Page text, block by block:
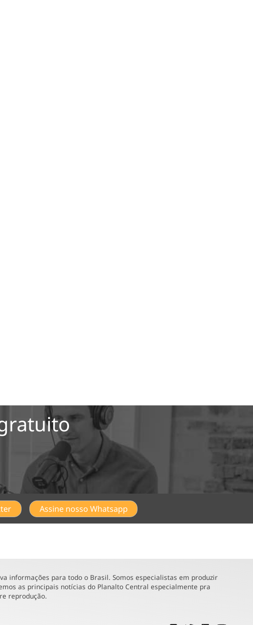
Assine nosso Whatsapp
informações para todo o Brasil. Somos especialistas em produzir
as principais notícias do Planalto Central especialmente pra
reprodução.